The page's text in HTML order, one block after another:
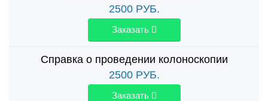
2500РУБ.
Заказать
Справка о проведении колоноскопии
2500РУБ.
Заказать